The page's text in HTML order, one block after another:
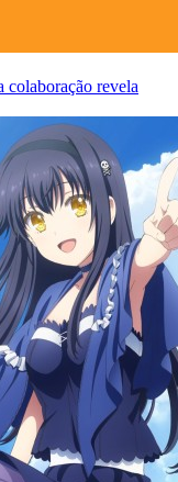
colaboração revela